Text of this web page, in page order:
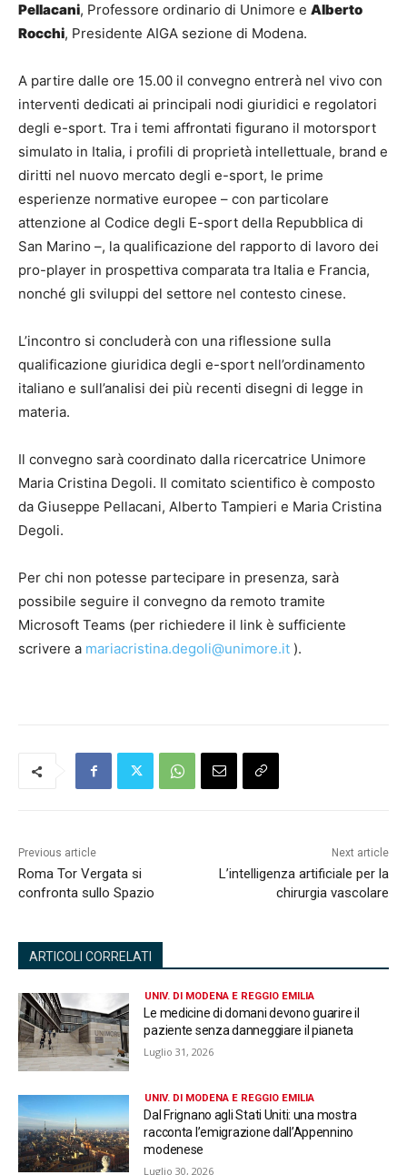
Pellacani, Professore ordinario di Unimore e Alberto
Rocchi, Presidente AIGA sezione di Modena.
A partire dalle ore 15.00 il convegno entrerà nel vivo con
interventi dedicati ai principali nodi giuridici e regolatori
degli e-sport. Tra i temi affrontati figurano il motorsport
simulato in Italia, i profili di proprietà intellettuale, brand e
diritti nel nuovo mercato degli e-sport, le prime
esperienze normative europee – con particolare
attenzione al Codice degli E-sport della Repubblica di
San Marino –, la qualificazione del rapporto di lavoro dei
pro-player in prospettiva comparata tra Italia e Francia,
nonché gli sviluppi del settore nel contesto cinese.
L’incontro si concluderà con una riflessione sulla
qualificazione giuridica degli e-sport nell’ordinamento
italiano e sull’analisi dei più recenti disegni di legge in
materia.
Il convegno sarà coordinato dalla ricercatrice Unimore
Maria Cristina Degoli. Il comitato scientifico è composto
da Giuseppe Pellacani, Alberto Tampieri e Maria Cristina
Degoli.
Per chi non potesse partecipare in presenza, sarà
possibile seguire il convegno da remoto tramite
Microsoft Teams (per richiedere il link è sufficiente
scrivere a mariacristina.degoli@unimore.it ).
Previous article
Roma Tor Vergata si
confronta sullo Spazio
Next article
L’intelligenza artificiale per la
chirurgia vascolare
ARTICOLI CORRELATI
UNIV. DI MODENA E REGGIO EMILIA
Le medicine di domani devono guarire il
paziente senza danneggiare il pianeta
Luglio 31, 2026
UNIV. DI MODENA E REGGIO EMILIA
Dal Frignano agli Stati Uniti: una mostra
racconta l’emigrazione dall’Appennino
modenese
Luglio 30, 2026